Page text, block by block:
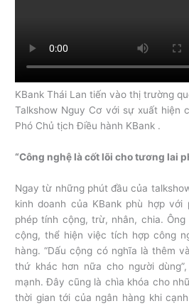
KBank Thái Lan tiến vào thị trường
Talkshow Nguy Cơ với sự xuất hiện
Phó Chủ tịch Điều hành KBank .
“Công nghệ là cốt lõi cho tương lai
Ngay từ những phút đầu của
kinh doanh của KBank phù hợp với
phép tính cộng, trừ, nhân, chia.
cộng, thể hiện việc tích hợp công
hàng. “Dấu cộng có nghĩa là thêm
thứ khác hơn nữa cho người
mạnh. Đây cũng là chìa khóa cho
thời gian tới của ngân hàng khi